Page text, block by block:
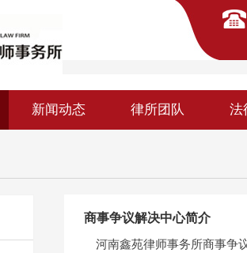
新闻动态 律所团队 法
商事争议解决中心简介
河南鑫苑律师事务所商事争